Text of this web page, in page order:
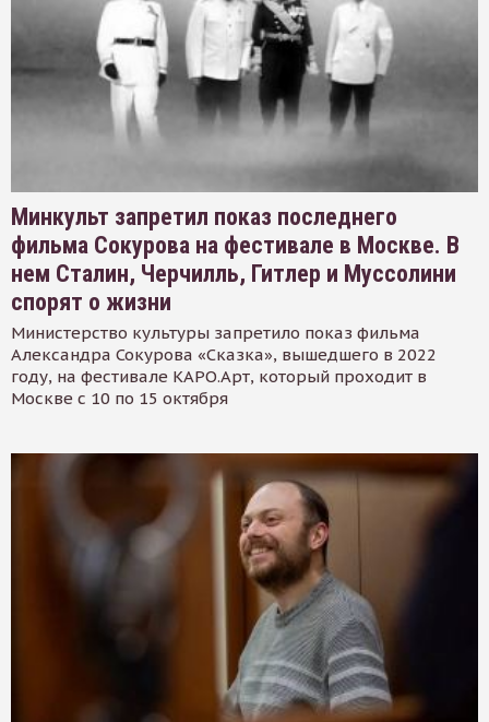
Минкульт запретил показ последнего
фильма Сокурова на фестивале в Москве. В
нем Сталин, Черчилль, Гитлер и Муссолини
спорят о жизни
Министерство культуры запретило показ фильма
Александра Сокурова «Сказка», вышедшего в 2022
году, на фестивале КАРО.Арт, который проходит в
Москве с 10 по 15 октября